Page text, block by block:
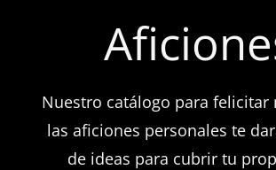
Nuestro catálogo para felicitar
las aficiones personales te
de ideas para cubrir tu